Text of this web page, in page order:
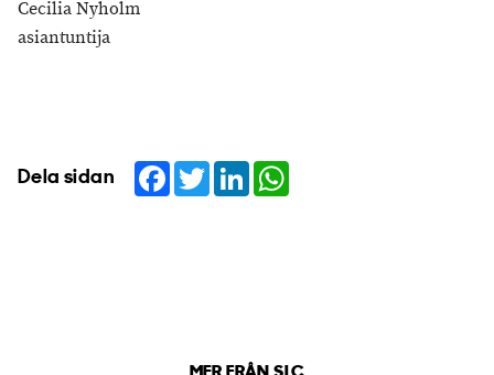
Cecilia Nyholm
asiantuntija
Dela sidan Facebook
TwitterLinkedIn